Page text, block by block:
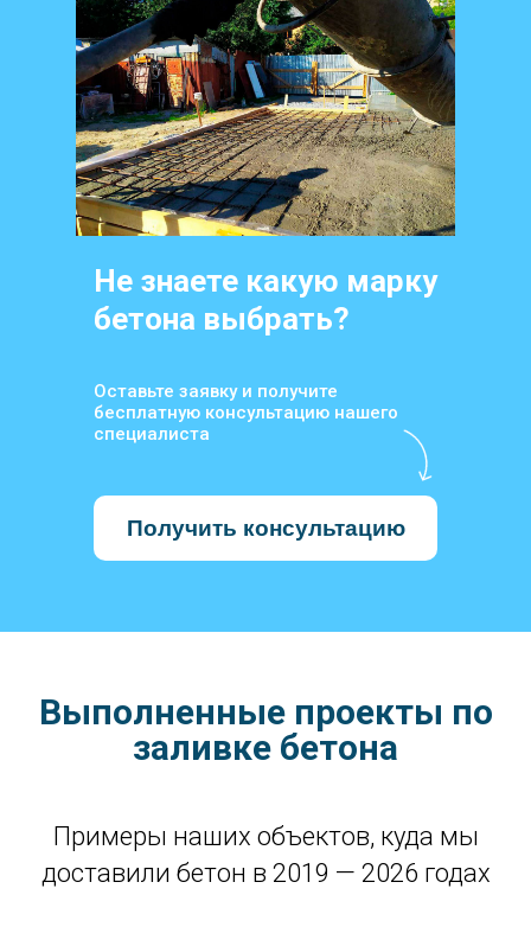
Не знаете какую марку
бетона выбрать?
Оставьте заявку и получите
бесплатную консультацию нашего
специалиста
Получить консультацию
Выполненные проекты по
заливке бетона
Примеры наших объектов, куда мы
доставили бетон в 2019 — 2026 годах